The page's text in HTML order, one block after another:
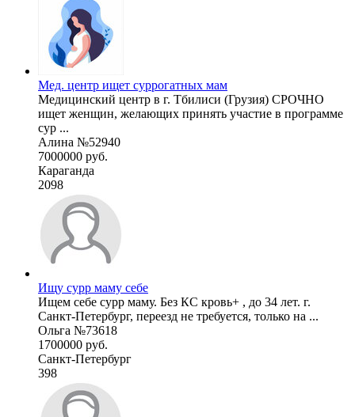
Мед. центр ищет суррогатных мам
Медицинский центр в г. Тбилиси (Грузия) СРОЧНО
ищет женщин, желающих принять участие в программе
сур ...
Алина №52940
7000000 руб.
Караганда
2098
Ищу сурр маму себе
Ищем себе сурр маму. Без КС кровь+ , до 34 лет. г.
Санкт-Петербург, переезд не требуется, только на ...
Ольга №73618
1700000 руб.
Санкт-Петербург
398